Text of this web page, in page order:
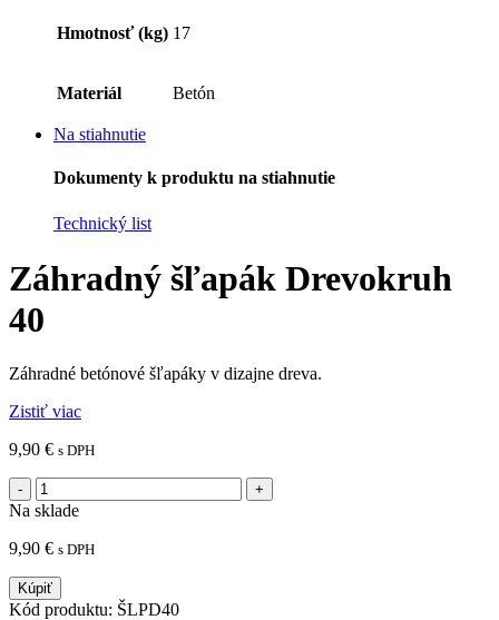
Hmotnosť (kg) 17
Materiál Betón
Na stiahnutie
Dokumenty k produktu na stiahnutie
Technický list
Záhradný šľapák Drevokruh
40
Záhradné betónové šľapáky v dizajne dreva.
Zistiť viac
9,90 € s DPH
Na sklade
9,90 € s DPH
Kúpiť
Kód produktu: ŠLPD40